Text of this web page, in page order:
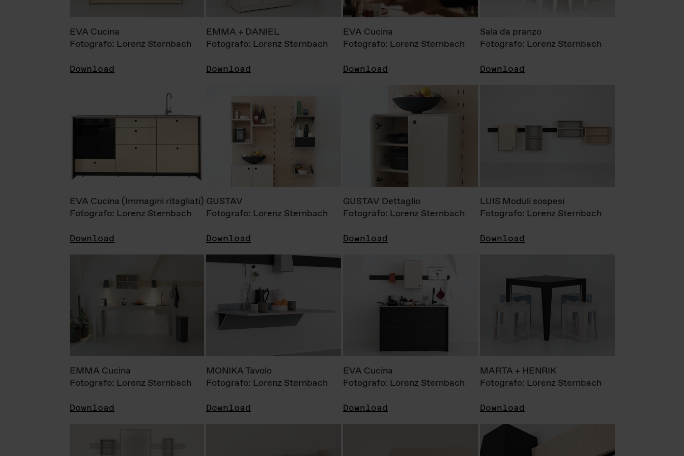
EVA Cucina
Fotografo: Lorenz Sternbach
Download
EMMA + DANIEL
Fotografo: Lorenz Sternbach
Download
EVA Cucina
Fotografo: Lorenz Sternbach
Download
Sala da pranzo
Fotografo: Lorenz Sternbach
Download
EVA Cucina (Immagini ritagliati)
Fotografo: Lorenz Sternbach
Download
GUSTAV
Fotografo: Lorenz Sternbach
Download
GUSTAV Dettaglio
Fotografo: Lorenz Sternbach
Download
LUIS Moduli sospesi
Fotografo: Lorenz Sternbach
Download
EMMA Cucina
Fotografo: Lorenz Sternbach
Download
MONIKA Tavolo
Fotografo: Lorenz Sternbach
Download
EVA Cucina
Fotografo: Lorenz Sternbach
Download
MARTA + HENRIK
Fotografo: Lorenz Sternbach
Download